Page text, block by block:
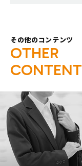
その他のコンテンツ
OTHER
CONTENT